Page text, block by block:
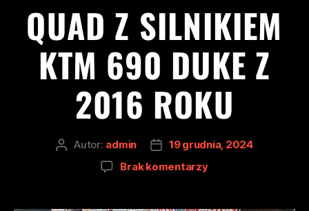
QUAD Z SILNIKIEM
KTM 690 DUKE Z
2016 ROKU
Autor: admin
19 grudnia, 2024
Brak komentarzy